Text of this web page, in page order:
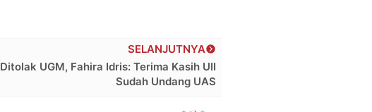
SELANJUTNYA
Ditolak UGM, Fahira Idris: Terima Kasih UII
Sudah Undang UAS